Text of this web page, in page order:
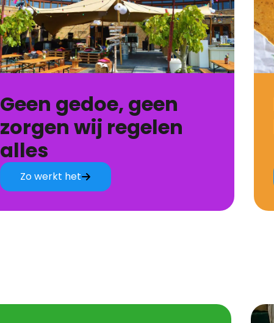
Geen gedoe, geen
zorgen wij regelen
alles
Zo werkt het